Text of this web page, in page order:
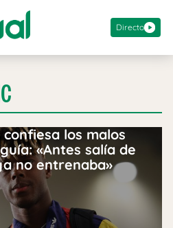
Directo
los malos
«Antes salía de
no entrenaba»